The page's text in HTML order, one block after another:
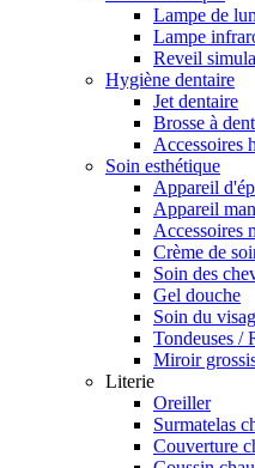
Lampe de
Lampe
Reveil
Hygiène dentaire
Jet dentaire
Brosse à
Accessoires
Soin esthétique
Appareil
Appareil
Accessoires
Crème de
Soin des
Gel douche
Soin du
Tondeuses /
Miroir
Literie
Oreiller
Surmatelas
Couverture